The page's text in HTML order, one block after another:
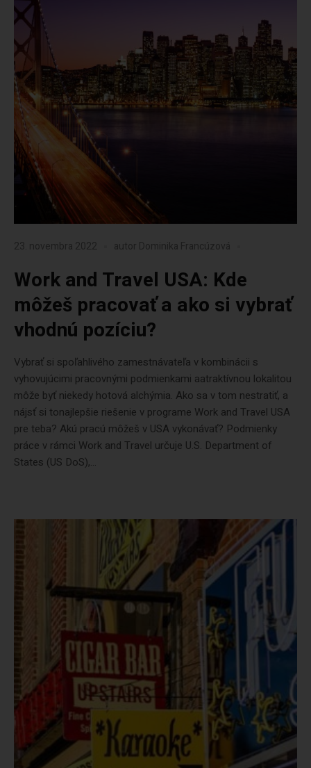
23. novembra 2022 autor Dominika Francúzová
Work and Travel USA: Kde
môžeš pracovať a ako si vybrať
vhodnú pozíciu?
Vybrať si spoľahlivého zamestnávateľa v kombinácii s
vyhovujúcimi pracovnými podmienkami aatraktívnou lokalitou
môže byť niekedy hotová alchýmia. Ako sa v tom nestratiť, a
nájsť si tonajlepšie riešenie v programe Work and Travel USA
pre teba? Akú pracú môžeš v USA vykonávať? Podmienky
práce v rámci Work and Travel určuje U.S. Department of
States (US DoS),...